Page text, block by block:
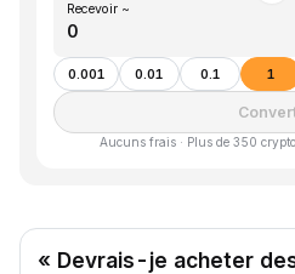
Recevoir ~
0.001 0.01 0.1 1
Aucuns frais · Plus de 350
« Devrais-je acheter